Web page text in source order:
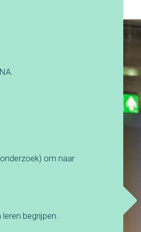
om naar
begrijpen.